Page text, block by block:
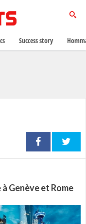
Genève et Rome
Success story